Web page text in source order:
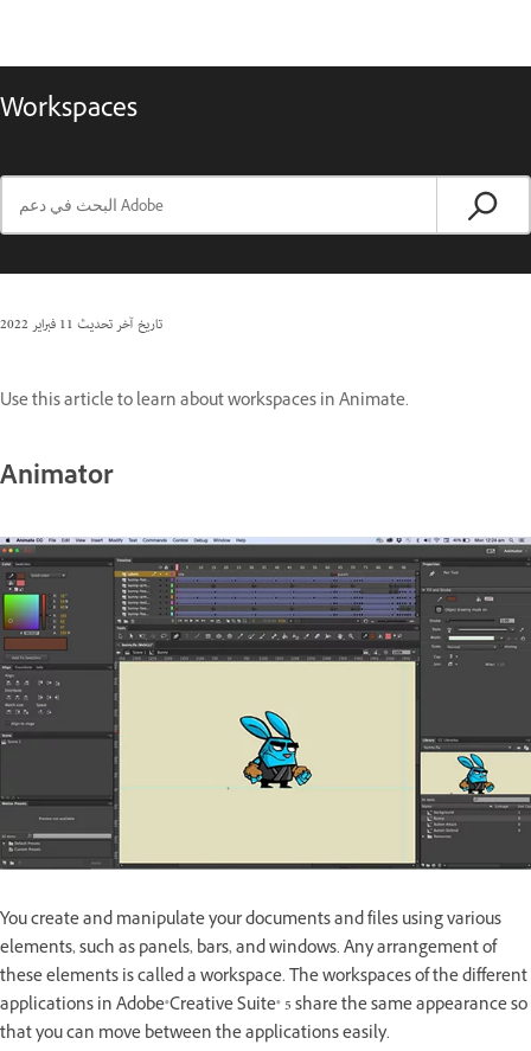
Workspaces
تاريخ آخر تحديث11 فبراير 2022
Use this article to learn about workspaces in Animate.
Animator
You create and manipulate your documents and files using various
elements, such as panels, bars, and windows. Any arrangement of
these elements is called a workspace. The workspaces of the different
applications in Adobe®Creative Suite® 5 share the same appearance so
that you can move between the applications easily.